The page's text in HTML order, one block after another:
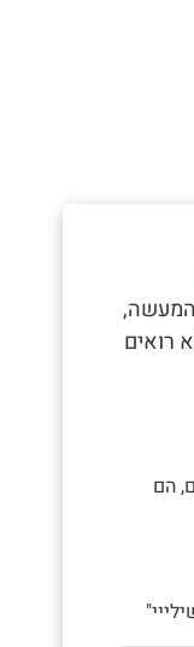
המעשה,
רואים
הם